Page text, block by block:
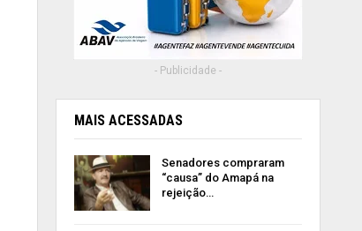
- Publicidade -
MAIS ACESSADAS
Senadores compraram
“causa” do Amapá na
rejeição…